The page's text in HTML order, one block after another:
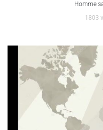
Homme
1803